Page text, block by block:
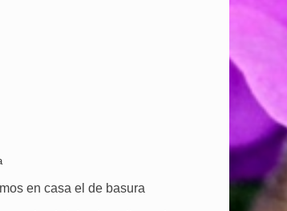
en casa el de basura